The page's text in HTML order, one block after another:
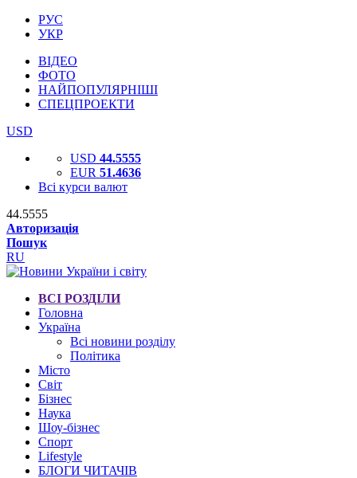
РУС
УКР
ВІДЕО
ФОТО
НАЙПОПУЛЯРНІШІ
СПЕЦПРОЕКТИ
USD
USD 44.5555
EUR 51.4636
Всі курси валют
44.5555
Авторизація
Пошук
RU
ВСІ РОЗДІЛИ
Головна
Україна
Всі новини розділу
Політика
Місто
Світ
Бізнес
Наука
Шоу-бізнес
Спорт
Lifestyle
БЛОГИ ЧИТАЧІВ